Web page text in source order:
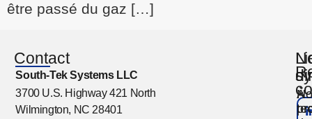
être passé du gaz […]
Contact
South-Tek Systems LLC
3700 U.S. Highway 421 North
Wilmington, NC 28401
À